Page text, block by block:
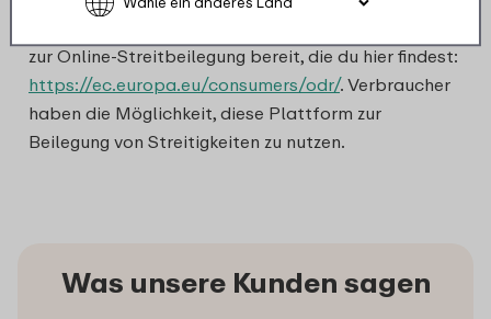
zur Online-Streitbeilegung bereit, die du hier findest:
https://ec.europa.eu/consumers/odr/. Verbraucher
haben die Möglichkeit, diese Plattform zur
Beilegung von Streitigkeiten zu nutzen.
Was unsere Kunden sagen